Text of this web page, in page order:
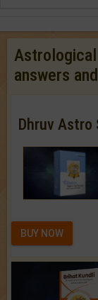
answers
Dhruv Astro
BUY NOW